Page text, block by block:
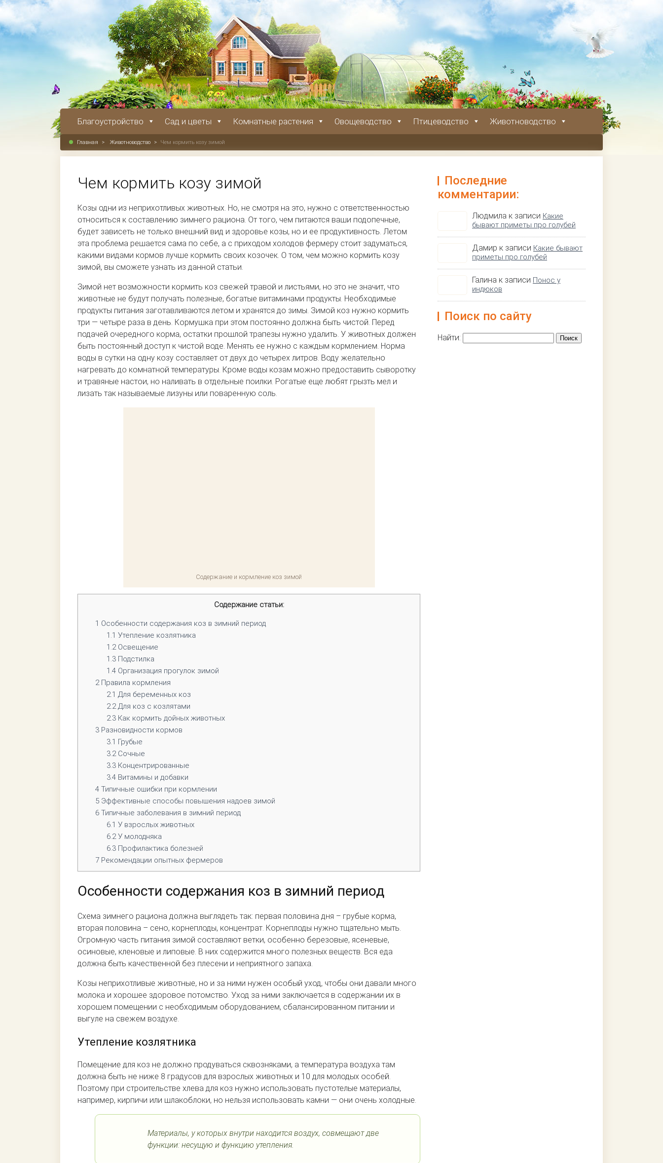
Благоустройство Сад и цветы Комнатные растения Овощеводство Птицеводство Животноводство
Главная > Животноводство > Чем кормить козу зимой
Чем кормить козу зимой
Козы одни из неприхотливых животных. Но, не смотря на это, нужно с ответственностью
относиться к составлению зимнего рациона. От того, чем питаются ваши подопечные,
будет зависеть не только внешний вид и здоровье козы, но и ее продуктивность. Летом
эта проблема решается сама по себе, а с приходом холодов фермеру стоит задуматься,
какими видами кормов лучше кормить своих козочек. О том, чем можно кормить козу
зимой, вы сможете узнать из данной статьи.
Зимой нет возможности кормить коз свежей травой и листьями, но это не значит, что
животные не будут получать полезные, богатые витаминами продукты. Необходимые
продукты питания заготавливаются летом и хранятся до зимы. Зимой коз нужно кормить
три — четыре раза в день. Кормушка при этом постоянно должна быть чистой. Перед
подачей очередного корма, остатки прошлой трапезы нужно удалить. У животных должен
быть постоянный доступ к чистой воде. Менять ее нужно с каждым кормлением. Норма
воды в сутки на одну козу составляет от двух до четырех литров. Воду желательно
нагревать до комнатной температуры. Кроме воды козам можно предоставить сыворотку
и травяные настои, но наливать в отдельные поилки. Рогатые еще любят грызть мел и
лизать так называемые лизуны или поваренную соль.
Содержание и кормление коз зимой
Содержание статьи:
1 Особенности содержания коз в зимний период
1.1 Утепление козлятника
1.2Освещение
1.3Подстилка
1.4Организация прогулок зимой
2Правила кормления
2.1 Для беременных коз
2.2Для коз с козлятами
2.3Как кормить дойных животных
3 Разновидности кормов
3.1 Грубые
3.2Сочные
3.3Концентрированные
3.4Витамины и добавки
4 Типичные ошибки при кормлении
5 Эффективные способы повышения надоев зимой
6 Типичные заболевания в зимний период
6.1 У взрослых животных
6.2У молодняка
6.3Профилактика болезней
7 Рекомендации опытных фермеров
Особенности содержания коз в зимний период
Схема зимнего рациона должна выглядеть так: первая половина дня – грубые корма,
вторая половина – сено, корнеплоды, концентрат. Корнеплоды нужно тщательно мыть.
Огромную часть питания зимой составляют ветки, особенно березовые, ясеневые,
осиновые, кленовые и липовые. В них содержится много полезных веществ. Вся еда
должна быть качественной без плесени и неприятного запаха.
Козы неприхотливые животные, но и за ними нужен особый уход, чтобы они давали много
молока и хорошее здоровое потомство. Уход за ними заключается в содержании их в
хорошем помещении с необходимым оборудованием, сбалансированном питании и
выгуле на свежем воздухе.
Утепление козлятника
Помещение для коз не должно продуваться сквозняками, а температура воздуха там
должна быть не ниже 8 градусов для взрослых животных и 10 для молодых особей.
Поэтому при строительстве хлева для коз нужно использовать пустотелые материалы,
например, кирпичи или шлакоблоки, но нельзя использовать камни — они очень холодные.
Материалы, у которых внутри находится воздух, совмещают две
функции: несущую и функцию утепления.
Последние
комментарии:
Людмила к записи Какие
бывают приметы про голубей
Дамир к записи Какие бывают
приметы про голубей
Галина к записи Понос у
индюков
Поиск по сайту
Найти: